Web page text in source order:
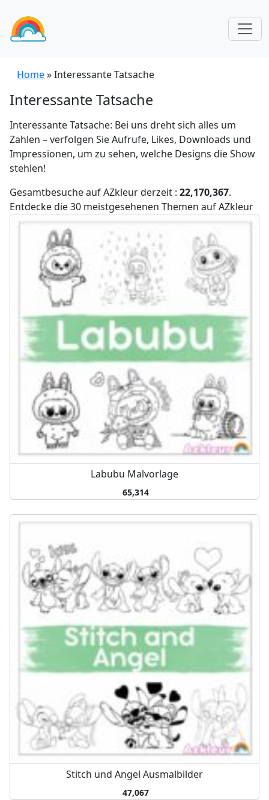
Home»Interessante Tatsache
Interessante Tatsache
Interessante Tatsache: Bei uns dreht sich alles um
Zahlen – verfolgen Sie Aufrufe, Likes, Downloads und
Impressionen, um zu sehen, welche Designs die Show
stehlen!
Gesamtbesuche auf AZkleur derzeit : 22,170,367.
Entdecke die 30 meistgesehenen Themen auf AZkleur
Labubu Malvorlage
65,314
Stitch und Angel Ausmalbilder
47,067